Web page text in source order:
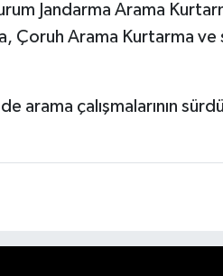
Jandarma Arama
Çoruh Arama Kurtarma ve
arama çalışmalarının